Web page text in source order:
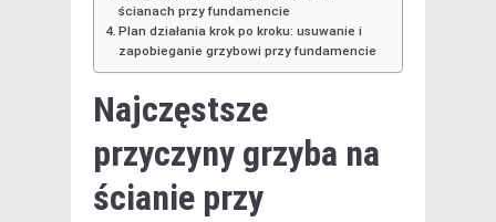
ścianach przy fundamencie
Plan działania krok po kroku: usuwanie i
zapobieganie grzybowi przy fundamencie
Najczęstsze
przyczyny grzyba na
ścianie przy